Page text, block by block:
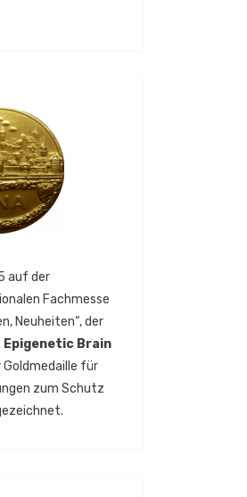
auf der
Fachmesse
Neuheiten“, der
Epigenetic Brain
für
zum Schutz